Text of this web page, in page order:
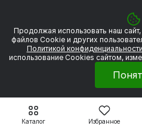
Каталог Избранное
© 2026 «УЭСК-ТЕХНОЛОГИИ»
Политика обработки
Сделано в
Продолжая использовать наш
файлов Сookie и других
Политикой конфиденциальности
использование Cookies сайтом,